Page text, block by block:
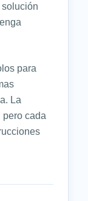
para
La
pero cada